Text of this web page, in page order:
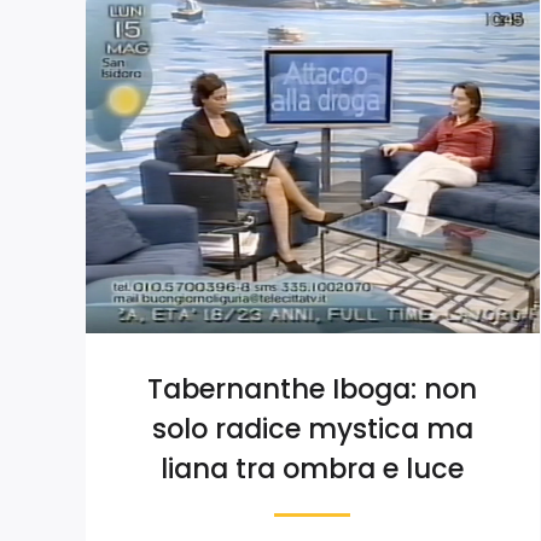
Tabernanthe Iboga: non
solo radice mystica ma
liana tra ombra e luce